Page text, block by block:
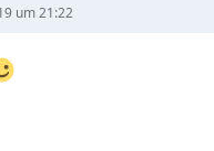
um 21:22